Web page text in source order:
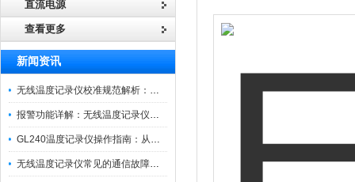
直流电源
查看更多
新闻资讯
无线温度记录仪校准规范解析：从多点比对到不确定度评定的实操流程
报警功能详解：无线温度记录仪的阈值设定与通知机制
GL240温度记录仪操作指南：从开箱、接线到数据导出的标准化流程
无线温度记录仪常见的通信故障诊断与排除指南